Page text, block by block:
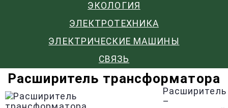
ЭКОЛОГИЯ
ЭЛЕКТРОТЕХНИКА
ЭЛЕКТРИЧЕСКИЕ МАШИНЫ
СВЯЗЬ
Расширитель трансформатора
Расширитель
–